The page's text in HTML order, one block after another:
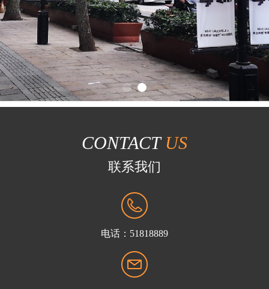
CONTACT US
联系我们
电话：51818889
51818889